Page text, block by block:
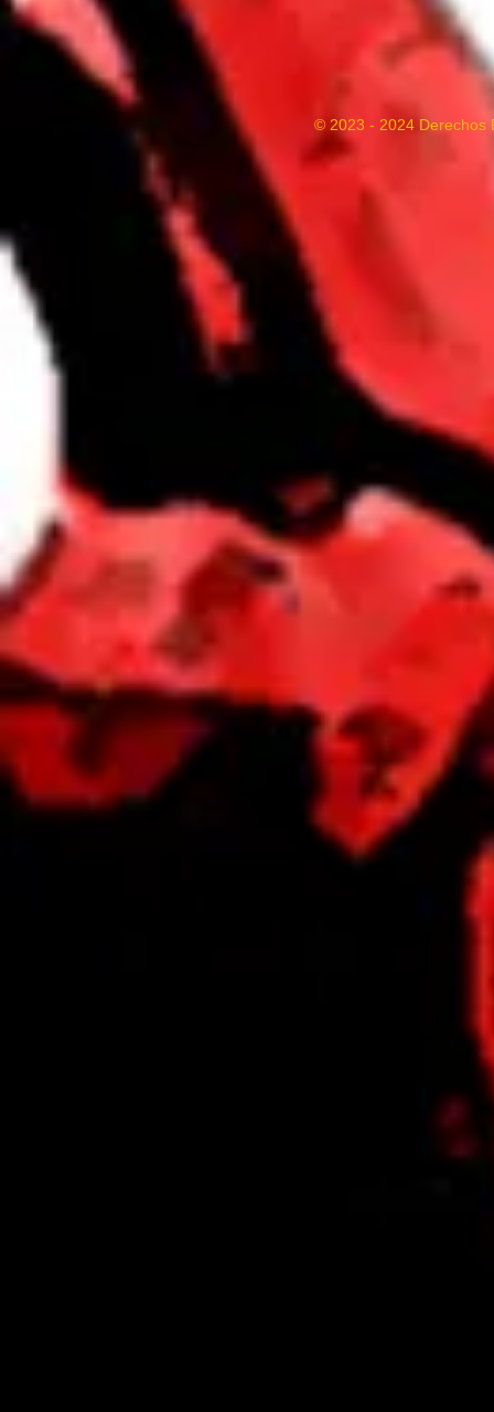
© 2023 - 2024 Derechos